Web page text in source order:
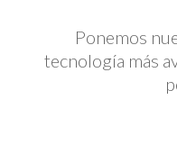
Ponemos
tecnología más